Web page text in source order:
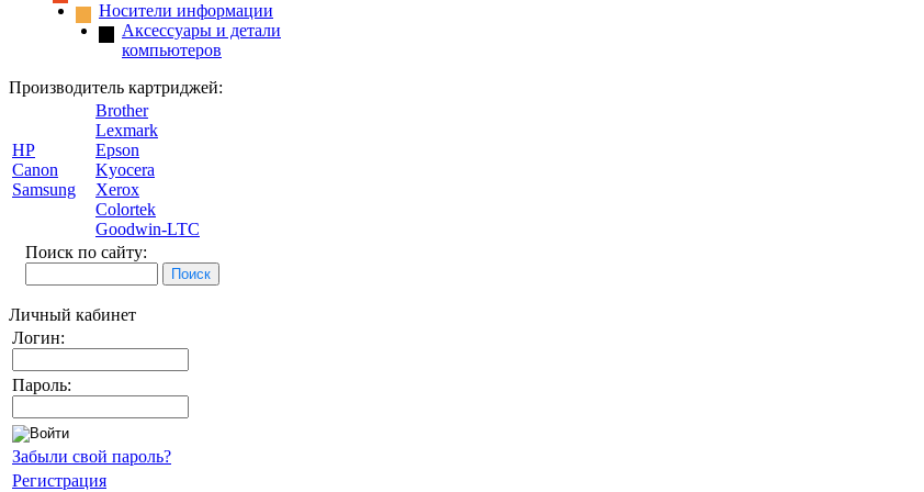
Носители информации
Аксессуары и детали
компьютеров
Производитель картриджей:
HP
Canon
Samsung
Brother
Lexmark
Epson
Kyocera
Xerox
Colortek
Goodwin-LTC
Поиск по сайту:
Личный кабинет
Логин:
Пароль:
Забыли свой пароль?
Регистрация